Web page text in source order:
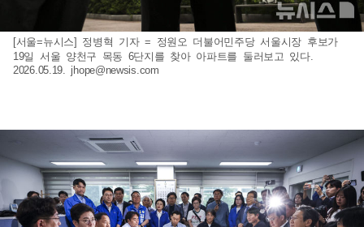
[서울=뉴시스] 정병혁 기자 = 정원오 더불어민주당 서울시장 후보가
19일 서울 양천구 목동 6단지를 찾아 아파트를 둘러보고 있다.
2026.05.19. jhope@newsis.com